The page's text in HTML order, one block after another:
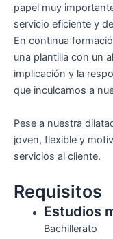
papel muy
servicio eficiente y
En continua
una plantilla con un
implicación y la
que inculcamos a
Pese a nuestra
joven, flexible y
servicios al cliente.
Requisitos
Estudios
Bachillerato